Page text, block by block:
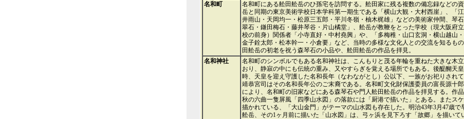
名和町
名和町にある舩田舩岳のひ孫宅を訪問する。舩田家に残る複数の備忘録などの
岳と同期の東京美術学校日本学科第一期生である「横山大観・大村西崖」、「
井雨山・天岡均一・松原三五郎・平川冬嶺・柚木梶雄」などの美術家仲間、琴
翠石・鎌田梅石・藤井琴谷・片山橘堂」、舩岳が教鞭をとった学校（現大阪府
校の前身）関係者「小寺直好・中村堯興」や、「多梅稚・山口玄洞・横山越山・
金子銓太郎・松本幹一・小倉要」など、当時の多様な文化人との交流を知るも
田舩岳の初老を祝う森琴石の小品や、舩田舩岳の作品を拝見。
名和神社
名和町のシンボルでもある名和神社は、こんもりと茂る年輪を重ねた大きな木
おり、静寂の中にも伝統の重み、又やすらぎを覚える場所でもある。後醍醐天
時、天皇を迎え守護した名和長年（なわながとし）公以下、一族がお祀りされ
靖恭宮司はその名和長年公のご末裔である。名和町文化財保護委員の富長源十
により、名和町の旧家などにある森琴石や門人舩田舩岳の作品を拝見する。作
秋の六曲一隻屏風「四季山水図」の落款には「厨港で描いた」とある。またス
描かれている、「大山金門」がテーマの山水図も存在した。明治43年3月47歳で
舩岳、その1ヶ月前に描いた「山水図」は、弓ヶ浜を見下ろす「故郷」を描いて